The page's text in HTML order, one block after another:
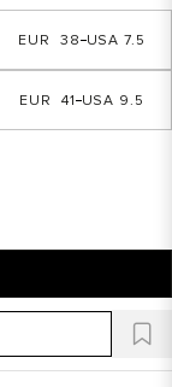
7.5
38
9.5
41